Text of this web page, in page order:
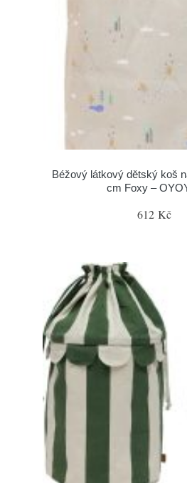
Béžový látkový dětský koš
cm Foxy –
612 Kč